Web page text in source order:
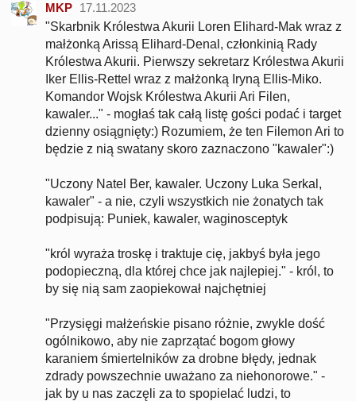
MKP 17.11.2023
"Skarbnik Królestwa Akurii Loren Elihard-Mak wraz z
małżonką Arissą Elihard-Denal, członkinią Rady
Królestwa Akurii. Pierwszy sekretarz Królestwa Akurii
Iker Ellis-Rettel wraz z małżonką Iryną Ellis-Miko.
Komandor Wojsk Królestwa Akurii Ari Filen,
kawaler..." - mogłaś tak całą listę gości podać i target
dzienny osiągnięty:) Rozumiem, że ten Filemon Ari to
będzie z nią swatany skoro zaznaczono "kawaler":)
"Uczony Natel Ber, kawaler. Uczony Luka Serkal,
kawaler" - a nie, czyli wszystkich nie żonatych tak
podpisują: Puniek, kawaler, waginosceptyk
"król wyraża troskę i traktuje cię, jakbyś była jego
podopieczną, dla której chce jak najlepiej." - król, to
by się nią sam zaopiekował najchętniej
"Przysięgi małżeńskie pisano różnie, zwykle dość
ogólnikowo, aby nie zaprzątać bogom głowy
karaniem śmiertelników za drobne błędy, jednak
zdrady powszechnie uważano za niehonorowe." -
jak by u nas zaczęli za to spopielać ludzi, to